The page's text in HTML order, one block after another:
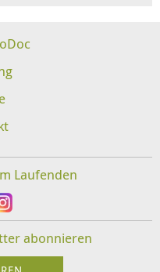
Laufenden
abonnieren